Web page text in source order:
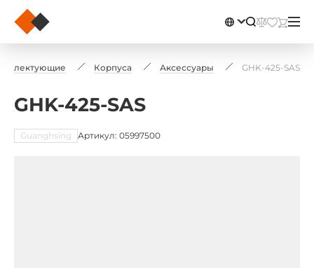
Корпуса Аксессуары GHK-425-SAS
GHK-425-SAS
Guanghsing Артикул: 05997500